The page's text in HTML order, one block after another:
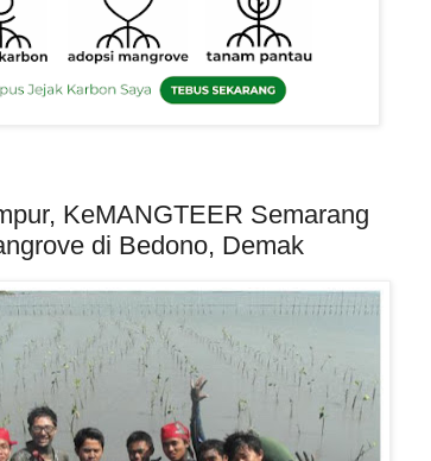
KeMANGTEER Semarang
di Bedono, Demak